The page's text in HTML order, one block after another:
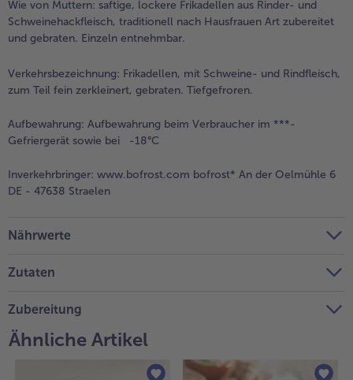
Weiterempfehlen &
Wie von Muttern: saftige, lockere Frikadellen aus Rinder- und
Schweinehackfleisch, traditionell nach Hausfrauen Art zubereitet
und gebraten. Einzeln entnehmbar.
Verkehrsbezeichnung: Frikadellen, mit Schweine- und Rindfleisch,
zum Teil fein zerkleinert, gebraten. Tiefgefroren.
Aufbewahrung: Aufbewahrung beim Verbraucher im ***-
Gefriergerät sowie bei -18°C
Inverkehrbringer: www.bofrost.com bofrost* An der Oelmühle 6
DE - 47638 Straelen
Nährwerte
Zutaten
Zubereitung
Ähnliche Artikel